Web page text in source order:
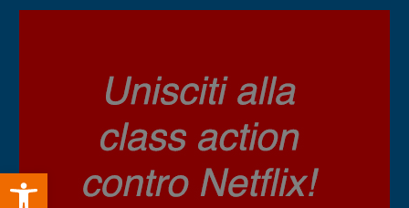
Open toolbar